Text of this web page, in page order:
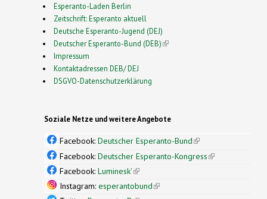
Esperanto-Laden Berlin
Zeitschrift: Esperanto aktuell
Deutsche Esperanto-Jugend (DEJ)
Deutscher Esperanto-Bund (DEB)(link is external)
Impressum
Kontaktadressen DEB/ DEJ
DSGVO-Datenschutzerklärung
Soziale Netze und weitere Angebote
Facebook: Deutscher Esperanto-Bund(link is
external)
Facebook: Deutscher Esperanto-Kongress(link is
Facebook: Luminesk'(link is external)
Instagram: esperantobund(link is external)